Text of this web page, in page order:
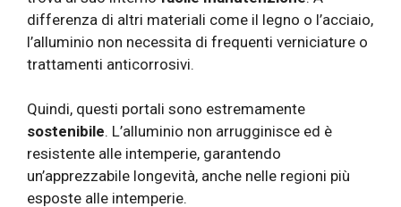
differenza di altri materiali come il legno o l’acciaio,
l’alluminio non necessita di frequenti verniciature o
trattamenti anticorrosivi.
Quindi, questi portali sono estremamente
sostenibile. L’alluminio non arrugginisce ed è
resistente alle intemperie, garantendo
un’apprezzabile longevità, anche nelle regioni più
esposte alle intemperie.